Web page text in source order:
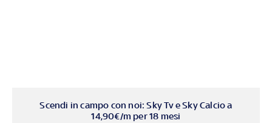
Scendi in campo con noi: Sky Tv e Sky Calcio a
14,90€/m per 18 mesi